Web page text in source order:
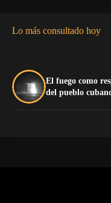
Lo más consultado hoy
El fuego como
del pueblo